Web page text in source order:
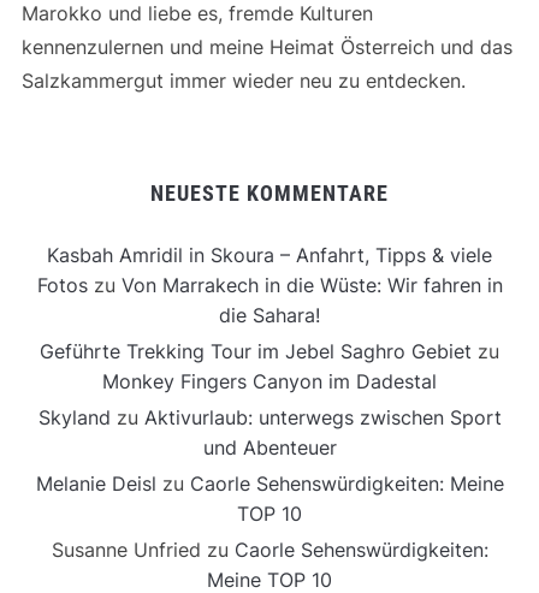
Marokko und liebe es, fremde Kulturen
kennenzulernen und meine Heimat Österreich und das
Salzkammergut immer wieder neu zu entdecken.
NEUESTE KOMMENTARE
Kasbah Amridil in Skoura – Anfahrt, Tipps & viele
Fotoszu Von Marrakech in die Wüste: Wir fahren in
die Sahara!
Geführte Trekking Tour im Jebel Saghro Gebiet zu
Monkey Fingers Canyon im Dadestal
Skyland zu Aktivurlaub: unterwegs zwischen Sport
und Abenteuer
Melanie Deisl zu Caorle Sehenswürdigkeiten: Meine
TOP 10
Susanne Unfried zu Caorle Sehenswürdigkeiten:
Meine TOP 10